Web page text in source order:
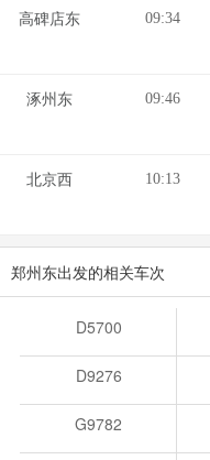
高碑店东 09:34
涿州东 09:46
北京西 10:13
郑州东出发的相关车次
D5700
D9276
G9782